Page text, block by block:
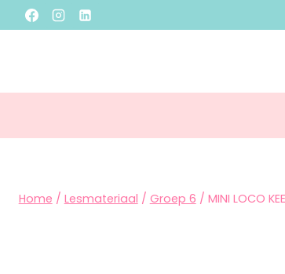
Home / Lesmateriaal / Groep 6 / MINI LOCO